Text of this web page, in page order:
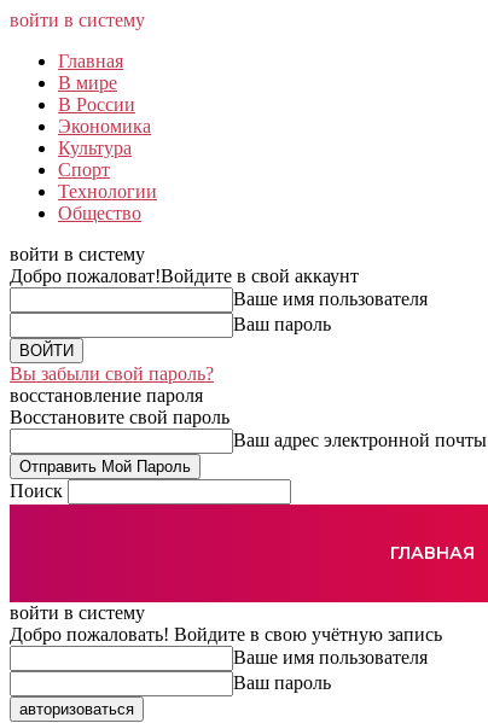
войти в систему
Главная
В мире
В России
Экономика
Культура
Спорт
Технологии
Общество
войти в систему
Добро пожаловат!Войдите в свой аккаунт
Ваше имя пользователя
Ваш пароль
Вы забыли свой пароль?
восстановление пароля
Восстановите свой пароль
Ваш адрес электронной почты
Поиск
ГЛАВНАЯ
войти в систему
Добро пожаловать! Войдите в свою учётную запись
Ваше имя пользователя
Ваш пароль